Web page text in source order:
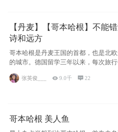
【丹麦】【哥本哈根】不能
诗和远方
哥本哈根是丹麦王国的首都，也是北
的城市。德国留学三年以来，每次旅行
张英俊___ 9.0千 22
哥本哈根 美人鱼